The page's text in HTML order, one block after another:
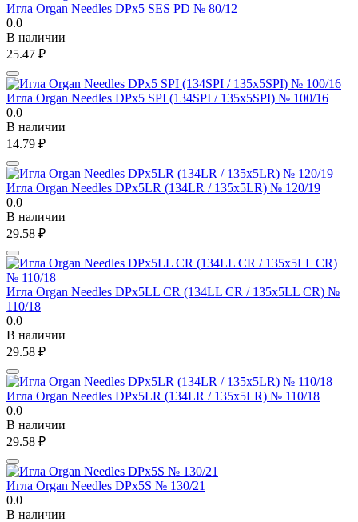
Игла Organ Needles DPx5 SES PD № 80/12
0.0
В наличии
25.47 ₽
Игла Organ Needles DPx5 SPI (134SPI / 135x5SPI) № 100/16
0.0
В наличии
14.79 ₽
Игла Organ Needles DPx5LR (134LR / 135x5LR) № 120/19
0.0
В наличии
29.58 ₽
Игла Organ Needles DPx5LL CR (134LL CR / 135x5LL CR) №
110/18
0.0
В наличии
29.58 ₽
Игла Organ Needles DPx5LR (134LR / 135x5LR) № 110/18
0.0
В наличии
29.58 ₽
Игла Organ Needles DPx5S № 130/21
0.0
В наличии